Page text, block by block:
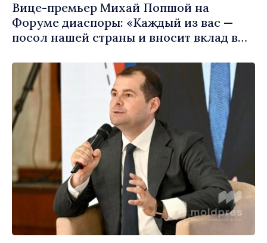
Вице-премьер Михай Попшой на
Форуме диаспоры: «Каждый из вас —
посол нашей страны и вносит вклад в
Молдова»